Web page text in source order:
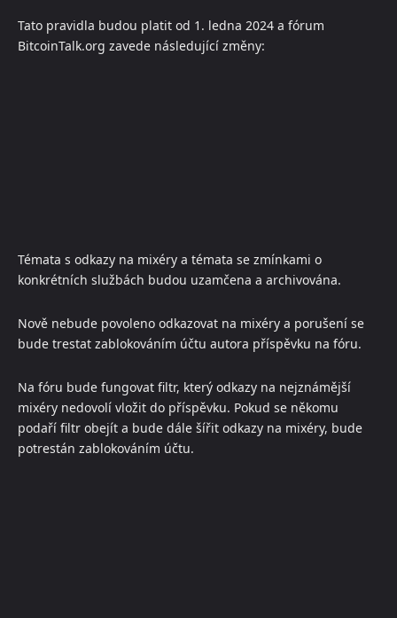
Tato pravidla budou platit od 1. ledna 2024 a fórum
BitcoinTalk.org zavede následující změny:
Témata s odkazy na mixéry a témata se zmínkami o
konkrétních službách budou uzamčena a archivována.
Nově nebude povoleno odkazovat na mixéry a porušení se
bude trestat zablokováním účtu autora příspěvku na fóru.
Na fóru bude fungovat filtr, který odkazy na nejznámější
mixéry nedovolí vložit do příspěvku. Pokud se někomu
podaří filtr obejít a bude dále šířit odkazy na mixéry, bude
potrestán zablokováním účtu.